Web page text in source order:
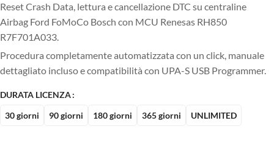
Reset Crash Data, lettura e cancellazione DTC su centraline
Airbag Ford FoMoCo Bosch con MCU Renesas RH850
R7F701A033.
Procedura completamente automatizzata con un click, manuale
dettagliato incluso e compatibilità con UPA-S USB Programmer.
DURATA LICENZA
30 giorni
90 giorni 180 giorni 365 giorni UNLIMITED